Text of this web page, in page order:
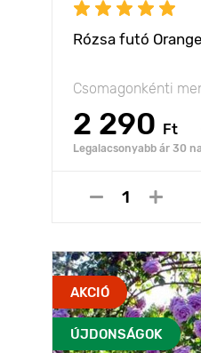
Rózsa futó
Csomagonkénti
2 290 Ft
Legalacsonyabb ár 30
AKCIÓ
ÚJDONSÁGOK